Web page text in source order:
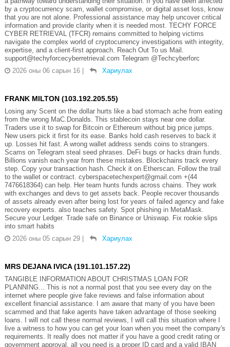
by a cryptocurrency scam, wallet compromise, or digital asset loss, know
that you are not alone. Professional assistance may help uncover critical
information and provide clarity when it is needed most. TECHY FORCE
CYBER RETRIEVAL (TFCR) remains committed to helping victims
navigate the complex world of cryptocurrency investigations with integrity,
expertise, and a client-first approach. Reach Out To us Mail.
support@techyforcecyberretrieval.com Telegram @Techcyberforc
2026 оны 06 сарын 16
Хариулах
FRANK MILTON (103.192.205.55)
Losing any Scent on the dollar hurts like a bad stomach ache from eating
from the wrong MaC.Donalds. This stablecoin stays near one dollar.
Traders use it to swap for Bitcoin or Ethereum without big price jumps.
New users pick it first for its ease. Banks hold cash reserves to back it
up. Losses hit fast. A wrong wallet address sends coins to strangers.
Scams on Telegram steal seed phrases. DeFi bugs or hacks drain funds.
Billions vanish each year from these mistakes. Blockchains track every
step. Copy your transaction hash. Check it on Etherscan. Follow the trail
to the wallet or contract. cyberspacetechexpert@gmail.com +(44
7476618364) can help. Her team hunts funds across chains. They work
with exchanges and devs to get assets back. People recover thousands
of assets already even after being lost for years of failed agency and fake
recovery experts. also teaches safety. Spot phishing in MetaMask.
Secure your Ledger. Trade safe on Binance or Uniswap. Fix rookie slips
into smart habits
2026 оны 05 сарын 29
Хариулах
MRS DEJANA IVICA (191.101.157.22)
TANGIBLE INFORMATION ABOUT CHRISTMAS LOAN FOR
PLANNING... This is not a normal post that you see every day on the
internet where people give fake reviews and false information about
excellent financial assistance. I am aware that many of you have been
scammed and that fake agents have taken advantage of those seeking
loans. I will not call these normal reviews, I will call this situation where I
live a witness to how you can get your loan when you meet the company's
requirements. It really does not matter if you have a good credit rating or
government approval, all you need is a proper ID card and a valid IBAN